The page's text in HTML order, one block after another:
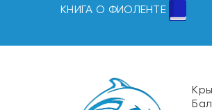
КНИГА О ФИОЛЕНТЕ